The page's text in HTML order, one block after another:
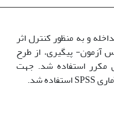
و به منظور کنترل اثر
پیگیری، از طرح
مکرر استفاده شد. جهت